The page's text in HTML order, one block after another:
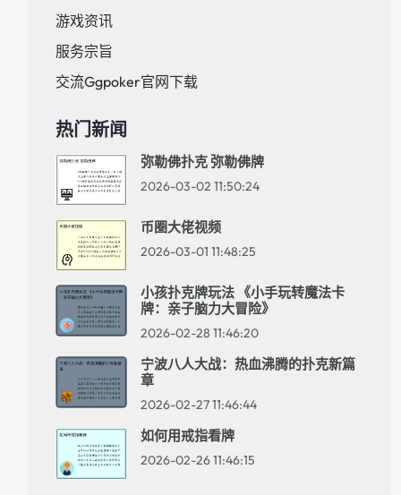
游戏资讯
服务宗旨
交流ggpoker官网下载
热门新闻
弥勒佛扑克 弥勒佛牌
2026-03-02 11:50:24
币圈大佬视频
2026-03-01 11:48:25
小孩扑克牌玩法 《小手玩转魔法卡
牌：亲子脑力大冒险》
2026-02-28 11:46:20
宁波八人大战：热血沸腾的扑克新篇
章
2026-02-27 11:46:44
如何用戒指看牌
2026-02-26 11:46:15